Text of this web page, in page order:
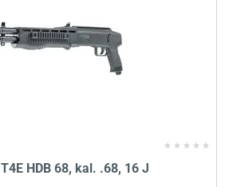
HDB 68, kal. .68, 16 J